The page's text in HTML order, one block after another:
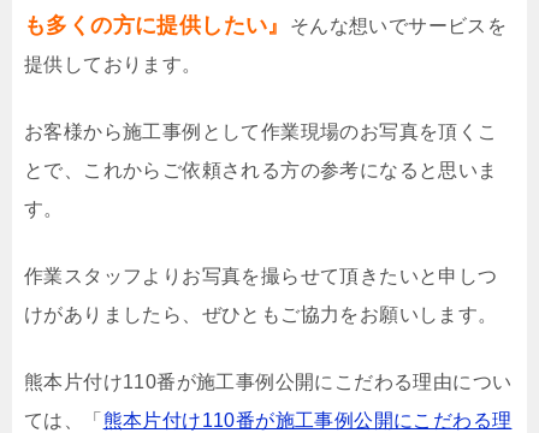
も多くの方に提供したい』
そんな想いでサービスを
提供しております。
お客様から施工事例として作業現場のお写真を頂くこ
とで、これからご依頼される方の参考になると思いま
す。
作業スタッフよりお写真を撮らせて頂きたいと申しつ
けがありましたら、ぜひともご協力をお願いします。
熊本片付け110番が施工事例公開にこだわる理由につい
ては、「 熊本片付け110番が施工事例公開にこだわる理